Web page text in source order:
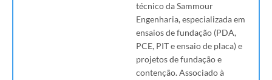
técnico da Sammour
Engenharia, especializada em
ensaios de fundação (PDA,
PCE, PIT e ensaio de placa) e
projetos de fundação e
contenção. Associado à